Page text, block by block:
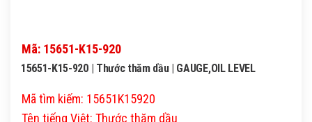
Mã: 15651-K15-920
15651-K15-920 | Thước thăm dầu | GAUGE,OIL LEVEL
Mã tìm kiếm: 15651K15920
Tên tiếng Việt: Thước thăm dầu